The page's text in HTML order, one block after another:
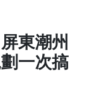
東潮州
一次搞